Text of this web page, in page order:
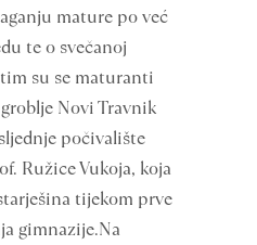
mature po već
te o svečanoj
su se maturanti
Novi Travnik
počivalište
Ružice Vukoja, koja
tijekom prve
gimnazije.Na